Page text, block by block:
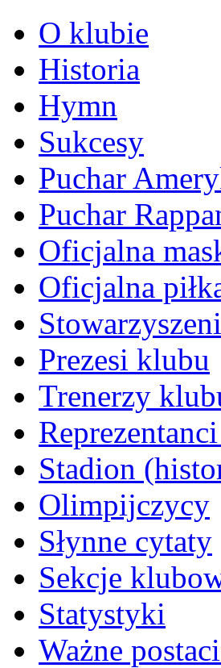
O klubie
Historia
Hymn
Sukcesy
Puchar
Puchar
Oficjalna
Oficjalna
Prezesi klubu
Trenerzy
Stadion
Olimpijczycy
Słynne cytaty
Sekcje
Statystyki
Ważne